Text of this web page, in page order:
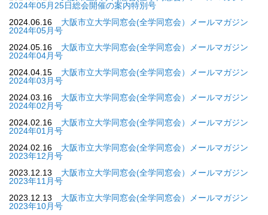
2024年05月25日総会開催の案内特別号
2024.06.16
大阪市立大学同窓会(全学同窓会）メールマガジン
2024年05月号
2024.05.16
大阪市立大学同窓会(全学同窓会）メールマガジン
2024年04月号
2024.04.15
大阪市立大学同窓会(全学同窓会）メールマガジン
2024年03月号
2024.03.16
大阪市立大学同窓会(全学同窓会）メールマガジン
2024年02月号
2024.02.16
大阪市立大学同窓会(全学同窓会）メールマガジン
2024年01月号
2024.02.16
大阪市立大学同窓会(全学同窓会）メールマガジン
2023年12月号
2023.12.13
大阪市立大学同窓会(全学同窓会）メールマガジン
2023年11月号
2023.12.13
大阪市立大学同窓会(全学同窓会）メールマガジン
2023年10月号